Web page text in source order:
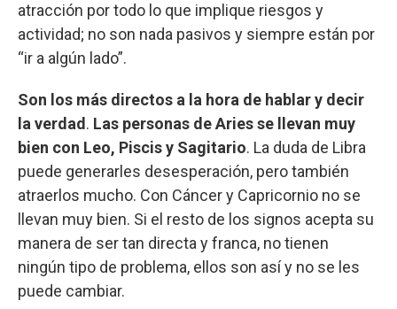
atracción por todo lo que implique riesgos y
actividad; no son nada pasivos y siempre están por
“ir a algún lado”.
Son los más directos a la hora de hablar y decir
la verdad. Las personas de Aries se llevan muy
bien con Leo, Piscis y Sagitario. La duda de Libra
puede generarles desesperación, pero también
atraerlos mucho. Con Cáncer y Capricornio no se
llevan muy bien. Si el resto de los signos acepta su
manera de ser tan directa y franca, no tienen
ningún tipo de problema, ellos son así y no se les
puede cambiar.